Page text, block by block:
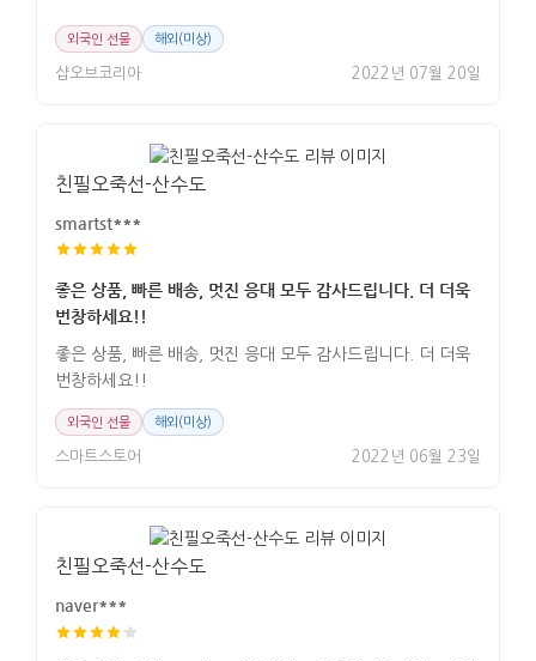
외국인 선물 해외(미상)
샵오브코리아 2022년 07월 20일
친필오죽선-산수도
smartst***
좋은 상품, 빠른 배송, 멋진 응대 모두 감사드립니다. 더 더욱
번창하세요!!
좋은 상품, 빠른 배송, 멋진 응대 모두 감사드립니다. 더 더욱
번창하세요!!
외국인 선물 해외(미상)
스마트스토어 2022년 06월 23일
친필오죽선-산수도
naver***